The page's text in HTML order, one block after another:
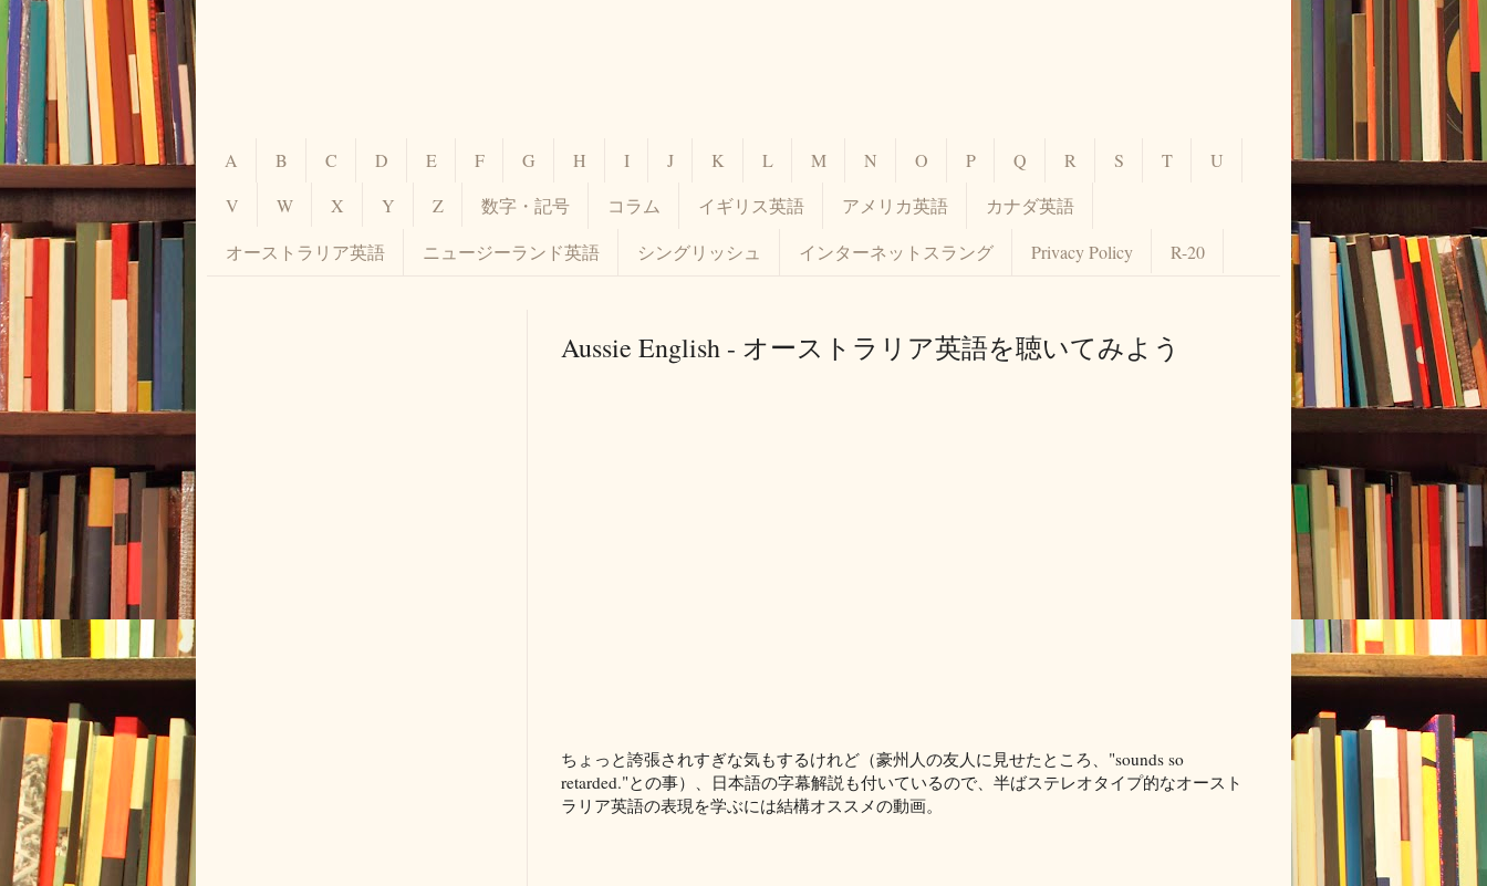
A B C D E F G H I J K L M N O P Q R S T
U
V
W X Y Z 数字・記号 コラム イギリス英語 アメリカ英語 カナダ英語
オーストラリア英語 ニュージーランド英語 シングリッシュ インターネットスラング Privacy Policy R-20
Aussie English - オーストラリア英語を聴いてみよう
ちょっと誇張されすぎな気もするけれど（豪州人の友人に見せたところ、"sounds so
retarded."との事）、日本語の字幕解説も付いているので、半ばステレオタイプ的なオースト
ラリア英語の表現を学ぶには結構オススメの動画。